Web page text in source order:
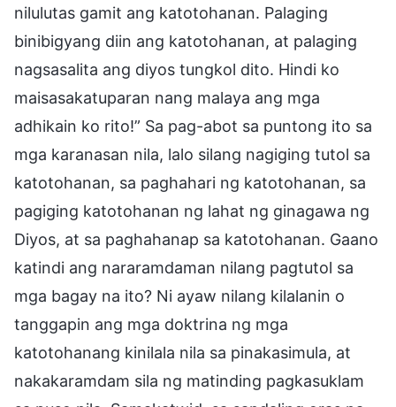
nilulutas gamit ang katotohanan. Palaging
binibigyang diin ang katotohanan, at palaging
nagsasalita ang diyos tungkol dito. Hindi ko
maisasakatuparan nang malaya ang mga
adhikain ko rito!” Sa pag-abot sa puntong ito sa
mga karanasan nila, lalo silang nagiging tutol sa
katotohanan, sa paghahari ng katotohanan, sa
pagiging katotohanan ng lahat ng ginagawa ng
Diyos, at sa paghahanap sa katotohanan. Gaano
katindi ang nararamdaman nilang pagtutol sa
mga bagay na ito? Ni ayaw nilang kilalanin o
tanggapin ang mga doktrina ng mga
katotohanang kinilala nila sa pinakasimula, at
nakakaramdam sila ng matinding pagkasuklam